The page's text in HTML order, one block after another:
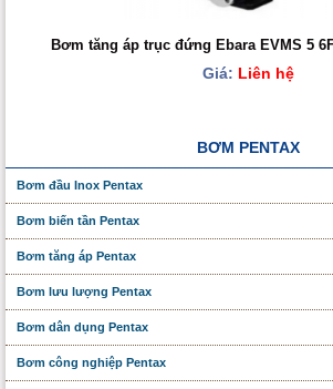
Bơm tăng áp trục đứng Ebara EVMS 5
Giá: Liên hệ
BƠM PENTAX
Bơm đầu Inox Pentax
Bơm biến tần Pentax
Bơm tăng áp Pentax
Bơm lưu lượng Pentax
Bơm dân dụng Pentax
Bơm công nghiệp Pentax